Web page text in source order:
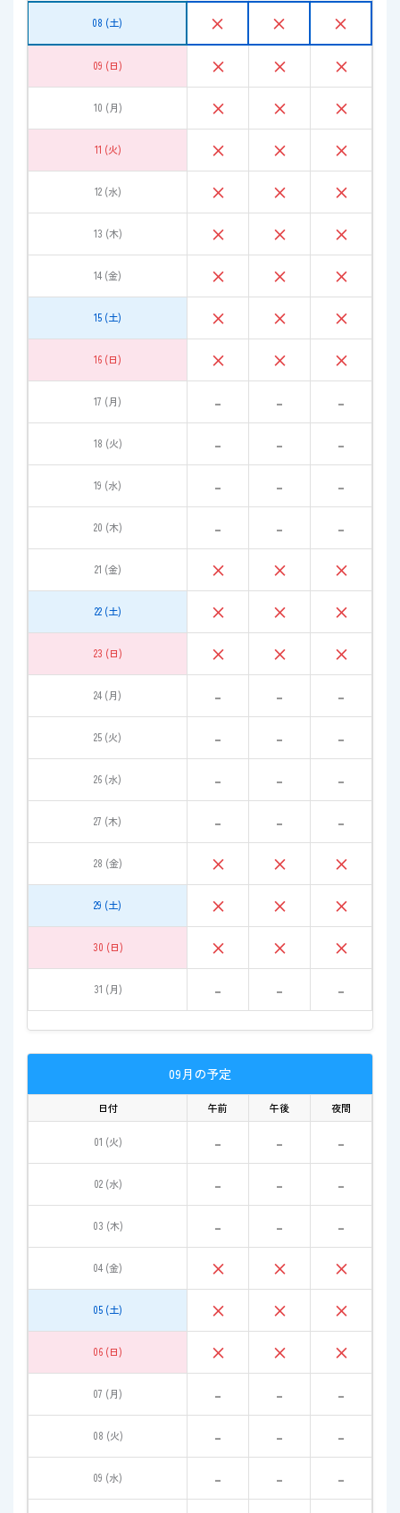
08 (土) × × ×
09 (日) × × ×
10 (月) × × ×
11 (火) × × ×
12 (水) × × ×
13 (木) × × ×
14 (金) × × ×
15 (土) × × ×
16 (日) × × ×
17 (月) - - -
18 (火) - - -
19 (水) - - -
20 (木) - - -
21 (金) × × ×
22 (土) × × ×
23 (日) × × ×
24 (月) - - -
25 (火) - - -
26 (水) - - -
27 (木) - - -
28 (金) × × ×
29 (土) × × ×
30 (日) × × ×
31 (月) - - -
09月の予定
日付 午前 午後 夜間
01 (火) - - -
02 (水) - - -
03 (木) - - -
04 (金) × × ×
05 (土) × × ×
06 (日) × × ×
07 (月) - - -
08 (火) - - -
09 (水) - - -